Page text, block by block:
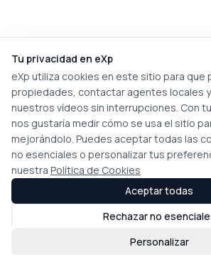
Tu privacidad en eXp
eXp utiliza cookies en este sitio para que
propiedades, contactar agentes locales
nuestros vídeos sin interrupciones. Con
nos gustaría medir cómo se usa el sitio
mejorándolo. Puedes aceptar todas las
no esenciales o personalizar tus
nuestra Política de Cookies
Personalizar
Rechazar no
Aceptar todas